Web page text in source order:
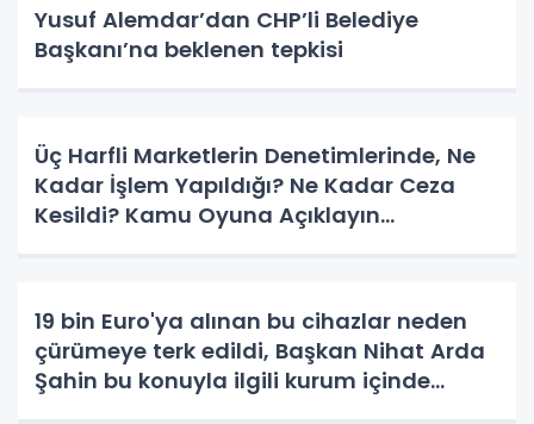
Yusuf Alemdar’dan CHP’li Belediye
Başkanı’na beklenen tepkisi
Üç Harfli Marketlerin Denetimlerinde, Ne
Kadar İşlem Yapıldığı? Ne Kadar Ceza
Kesildi? Kamu Oyuna Açıklayın...
19 bin Euro'ya alınan bu cihazlar neden
çürümeye terk edildi, Başkan Nihat Arda
Şahin bu konuyla ilgili kurum içinde